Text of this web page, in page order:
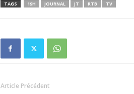
TAGS 19H JOURNAL JT RTB TV
Article Précédent